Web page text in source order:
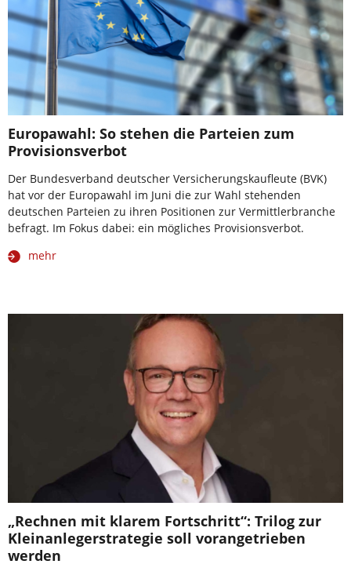
Europawahl: So stehen die Parteien zum
Provisionsverbot
Der Bundesverband deutscher Versicherungskaufleute (BVK)
hat vor der Europawahl im Juni die zur Wahl stehenden
deutschen Parteien zu ihren Positionen zur Vermittlerbranche
befragt. Im Fokus dabei: ein mögliches Provisionsverbot.
mehr
„Rechnen mit klarem Fortschritt“: Trilog zur
Kleinanlegerstrategie soll vorangetrieben
werden